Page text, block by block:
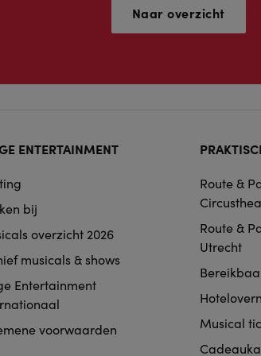
Naar overzicht
ENTERTAINMENT
bij
overzicht 2026
musicals & shows
Entertainment
voorwaarden
Route &
Route &
Utrecht
Musical